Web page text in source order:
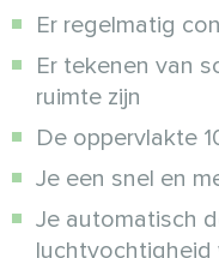
Er regelmatig
Er tekenen van
ruimte zijn
De oppervlakte
Je een snel en
Je automatisch
luchtvochtigheid